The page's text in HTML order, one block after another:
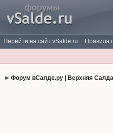
Перейти на сайт vSalde.ru Правила
Форум вСалде.ру | Верхняя